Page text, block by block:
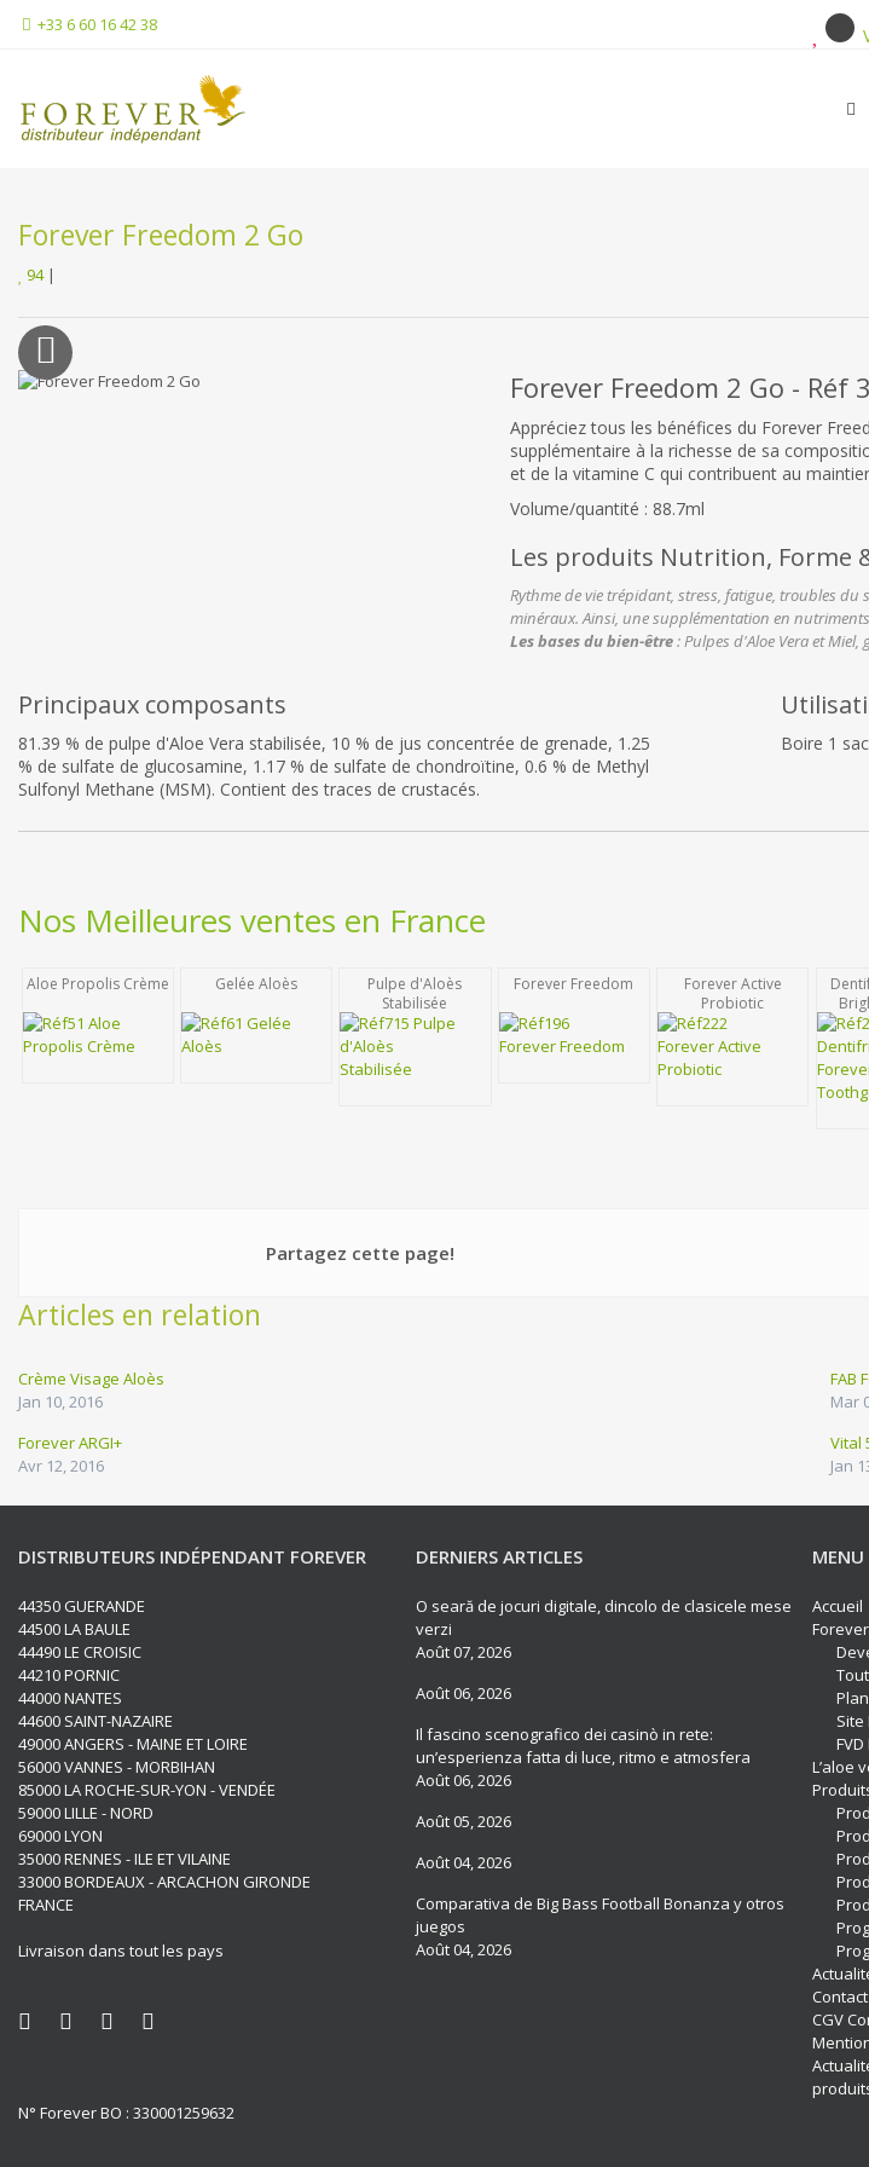
+33 6 60 16 42 38
Forever Freedom 2 Go
94|
Forever Freedom 2 Go - Réf
Appréciez tous les bénéfices du Forever
supplémentaire à la richesse de sa
et de la vitamine C qui contribuent au
Volume/quantité : 88.7ml
Les produits Nutrition, Forme
Rythme de vie trépidant, stress, fatigue, troubles
minéraux. Ainsi, une supplémentation en
Les bases du bien-être: Pulpes d'Aloe Vera et
Boire 1
Principaux composants
81.39 % de pulpe d'Aloe Vera stabilisée, 10 % de jus concentrée de grenade, 1.25
% de sulfate de glucosamine, 1.17 % de sulfate de chondroïtine, 0.6 % de Methyl
Sulfonyl Methane (MSM). Contient des traces de crustacés.
Nos Meilleures ventes en France
Aloe Propolis Crème Gelée Aloès
Pulpe d'Aloès
Stabilisée
Forever Freedom
Forever Active
Probiotic
Partagez cette page!
Articles en relation
Crème Visage Aloès
Jan 10, 2016
FAB
Mar
Forever ARGI+
Avr 12, 2016
Vital
Jan
DISTRIBUTEURS INDÉPENDANT FOREVER
44350 GUERANDE
44500 LA BAULE
44490 LE CROISIC
44210 PORNIC
44000 NANTES
44600 SAINT-NAZAIRE
49000 ANGERS - MAINE ET LOIRE
56000 VANNES - MORBIHAN
85000 LA ROCHE-SUR-YON - VENDÉE
59000 LILLE - NORD
69000 LYON
35000 RENNES - ILE ET VILAINE
33000 BORDEAUX - ARCACHON GIRONDE
FRANCE
Livraison dans tout les pays
N° Forever BO : 330001259632
DERNIERS ARTICLES
O seară de jocuri digitale, dincolo de clasicele mese
verzi
Août 07, 2026
Août 06, 2026
Il fascino scenografico dei casinò in rete:
un’esperienza fatta di luce, ritmo e atmosfera
Août 06, 2026
Août 05, 2026
Août 04, 2026
Comparativa de Big Bass Football Bonanza y otros
juegos
Août 04, 2026
MENU
Accueil
Site
L’aloe
CGV